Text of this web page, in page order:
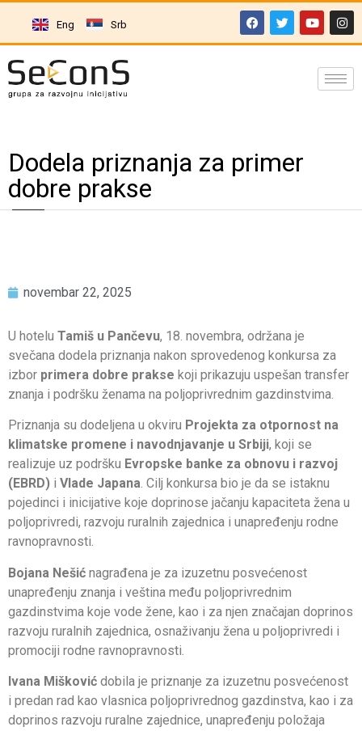
Eng Srb
Dodela priznanja za primer
dobre prakse
novembar 22, 2025
U hotelu Tamiš u Pančevu, 18. novembra, održana je
svečana dodela priznanja nakon sprovedenog konkursa za
izbor primera dobre prakse koji prikazuju uspešan transfer
znanja i podršku ženama na poljoprivrednim gazdinstvima.
Priznanja su dodeljena u okviru Projekta za otpornost na
klimatske promene i navodnjavanje u Srbiji, koji se
realizuje uz podršku Evropske banke za obnovu i razvoj
(EBRD) i Vlade Japana. Cilj konkursa bio je da se istaknu
pojedinci i inicijative koje doprinose jačanju kapaciteta žena u
poljoprivredi, razvoju ruralnih zajednica i unapređenju rodne
ravnopravnosti.
Bojana Nešić nagrađena je za izuzetnu posvećenost
unapređenju znanja i veština među poljoprivrednim
gazdinstvima koje vode žene, kao i za njen značajan doprinos
razvoju ruralnih zajednica, osnaživanju žena u poljoprivredi i
promociji rodne ravnopravnosti.
Ivana Mišković dobila je priznanje za izuzetnu posvećenost
i predan rad kao vlasnica poljoprivrednog gazdinstva, kao i za
doprinos razvoju ruralne zajednice, unapređenju položaja